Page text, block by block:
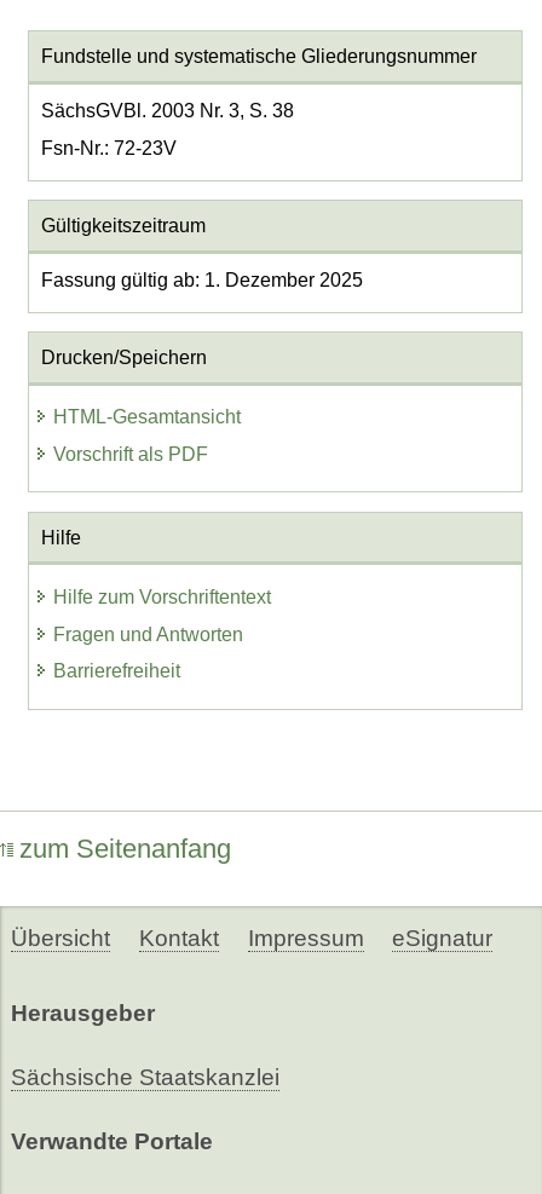
Fundstelle und systematische Gliederungsnummer
SächsGVBl. 2003 Nr. 3, S. 38
Fsn-Nr.: 72-23V
Gültigkeitszeitraum
Fassung gültig ab: 1. Dezember 2025
Drucken/Speichern
HTML-Gesamtansicht
Vorschrift als PDF
Hilfe
Hilfe zum Vorschriftentext
Fragen und Antworten
Barrierefreiheit
zum Seitenanfang
Übersicht Kontakt Impressum eSignatur
Herausgeber
Sächsische Staatskanzlei
Verwandte Portale